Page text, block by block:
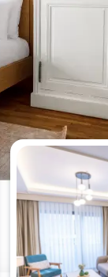
ドルー